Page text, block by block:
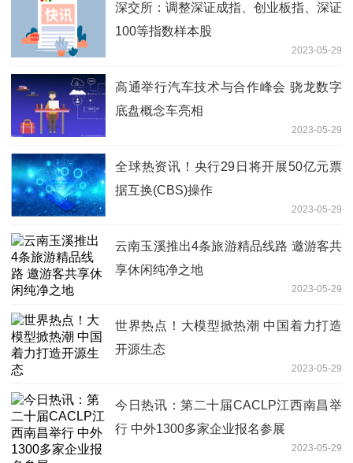
深交所：调整深证成指、创业板指、深证
100等指数样本股
2023-05-29
高通举行汽车技术与合作峰会 骁龙数字
底盘概念车亮相
2023-05-29
全球热资讯！央行29日将开展50亿元票
据互换(CBS)操作
2023-05-29
云南玉溪推出4条旅游精品线路 邀游客共
享休闲纯净之地
2023-05-29
世界热点！大模型掀热潮 中国着力打造
开源生态
2023-05-29
今日热讯：第二十届CACLP江西南昌举
行 中外1300多家企业报名参展
2023-05-29